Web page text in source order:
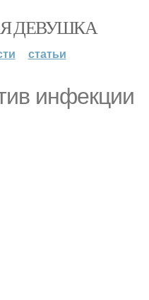
ДЕВУШКА
статьи
инфекции